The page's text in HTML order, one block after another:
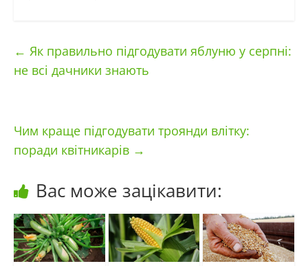
← Як правильно підгодувати яблуню у серпні:
не всі дачники знають
Чим краще підгодувати троянди влітку:
поради квітникарів →
Вас може зацікавити: